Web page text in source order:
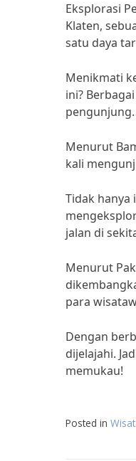
Eksplorasi
Klaten,
satu daya
Menikmati
ini?
Menurut
kali
Tidak hanya
jalan di
Menurut
para
Dengan
dijelajahi.
memukau!
Posted in